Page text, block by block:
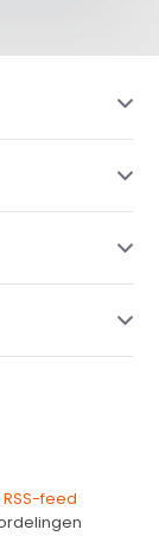
RSS-feed